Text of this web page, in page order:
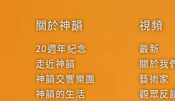
關於神韻
20週年紀念
走近神韻
神韻交響樂團
神韻的生活
視頻
最新
關於我
藝術家
觀眾反